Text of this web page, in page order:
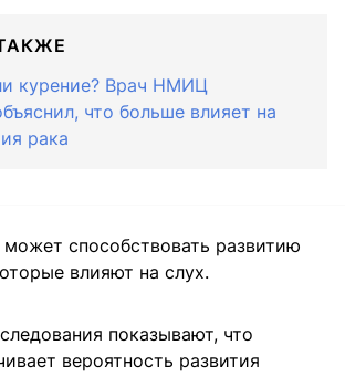
курение? Врач НМИЦ
что больше влияет на
рака
способствовать развитию
влияют на слух.
показывают, что
вероятность развития